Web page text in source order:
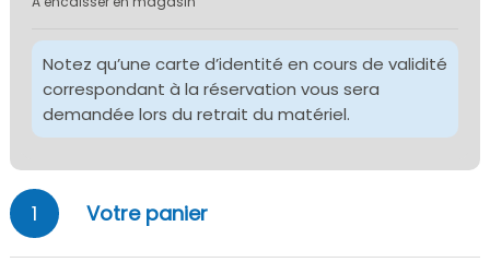
Notez qu’une carte d’identité en cours de validité
correspondant à la réservation vous sera
demandée lors du retrait du matériel.
1 Votre panier